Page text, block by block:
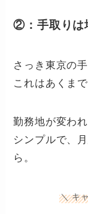
②：手取りは
さっき東京の
これはあくま
勤務地が変わ
シンプルで、
ら。
＼ キ